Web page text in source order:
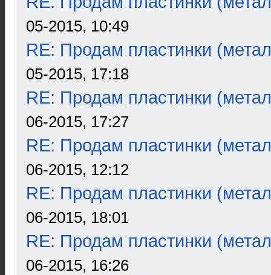
05-2015, 10:49
RE: Продам пластинки
05-2015, 17:18
RE: Продам пластинки
06-2015, 17:27
RE: Продам пластинки
06-2015, 12:12
RE: Продам пластинки
06-2015, 18:01
RE: Продам пластинки
06-2015, 16:26